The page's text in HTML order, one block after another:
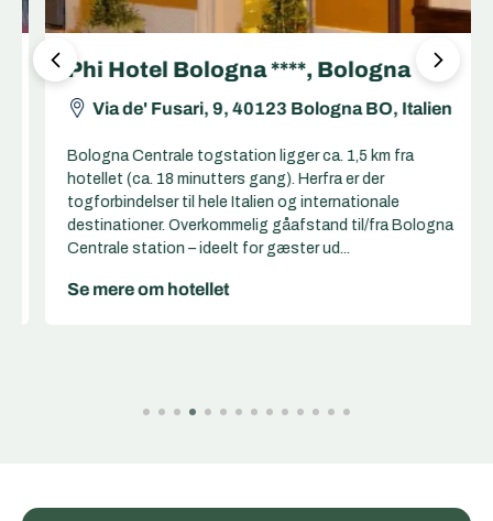
Phi Hotel Bologna ****, Bologna
Via de' Fusari, 9, 40123 Bologna BO, Italien
Bologna Centrale togstation ligger ca. 1,5 km fra
hotellet (ca. 18 minutters gang). Herfra er der
togforbindelser til hele Italien og internationale
destinationer. Overkommelig gåafstand til/fra Bologna
Centrale station – ideelt for gæster ud...
Se mere om hotellet